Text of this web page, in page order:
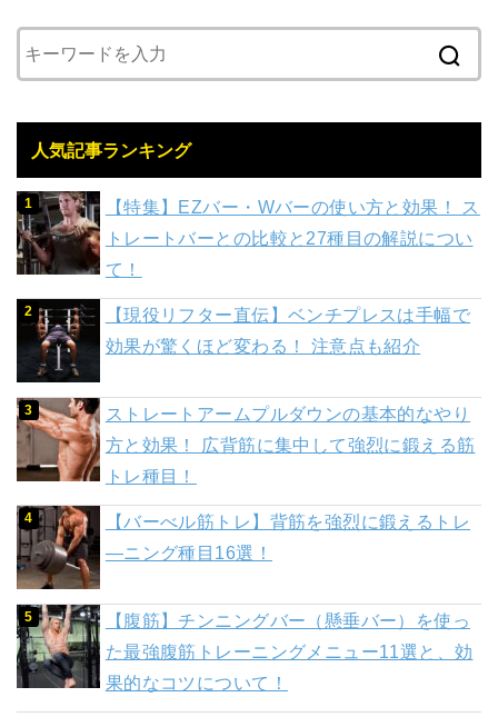
人気記事ランキング
【特集】EZバー・Wバーの使い方と効果！ ス
トレートバーとの比較と27種目の解説につい
て！
【現役リフター直伝】ベンチプレスは手幅で
効果が驚くほど変わる！ 注意点も紹介
ストレートアームプルダウンの基本的なやり
方と効果！ 広背筋に集中して強烈に鍛える筋
トレ種目！
【バーべル筋トレ】背筋を強烈に鍛えるトレ
―ニング種目16選！
【腹筋】チンニングバー（懸垂バー）を使っ
た最強腹筋トレーニングメニュー11選と、効
果的なコツについて！